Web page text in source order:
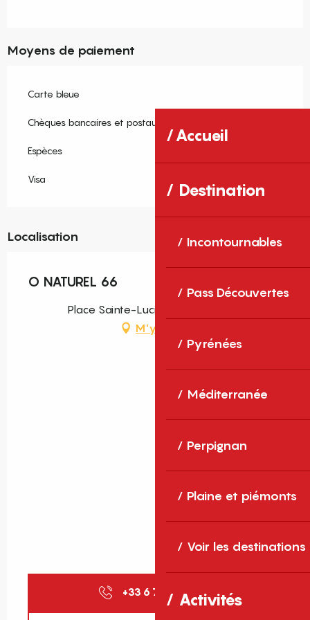
Accueil
Destination
Incontournables
Pass Découvertes
Pyrénées
Méditerranée
Perpignan
Plaine et piémonts
Voir les destinations
Activités
Moyens de paiement
Carte bleue
Chèques bancaires et postaux
Espèces
Visa
Localisation
O NATUREL 66
Place Sainte-Lucie, 66340 Osséja
M'y rendre
+33 6 74 82 43 ▒▒